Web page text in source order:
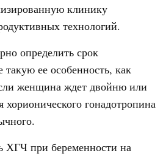
клинику
технологий.
определить срок
такую ее особенность, как
женщина ждет двойню или
гонадотропина
ХГЧ при беременности на